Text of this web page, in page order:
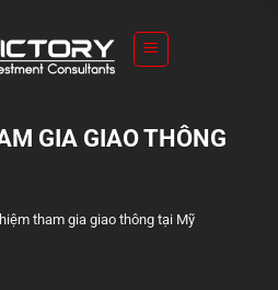
GIA GIAO THÔNG
tham gia giao thông tại Mỹ